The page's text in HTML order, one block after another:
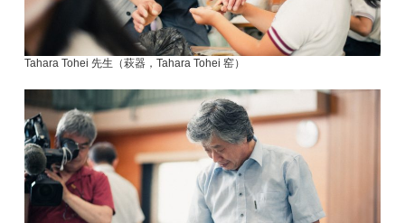
Tahara Tohei 先生（萩器，Tahara Tohei 窑）